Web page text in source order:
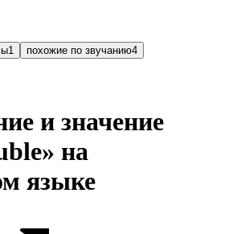
1 похожие по звучанию4
и значение
на
языке